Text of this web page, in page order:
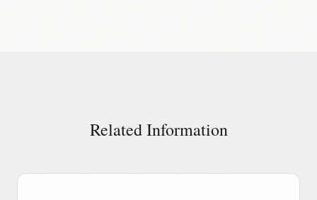
Related Information